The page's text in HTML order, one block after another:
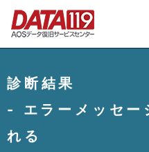
診断結果
- エラーメッセー
れる